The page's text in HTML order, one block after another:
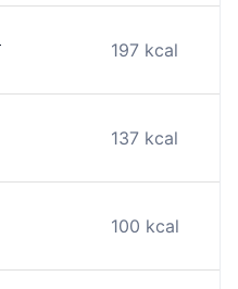
197 kcal
137 kcal
100 kcal